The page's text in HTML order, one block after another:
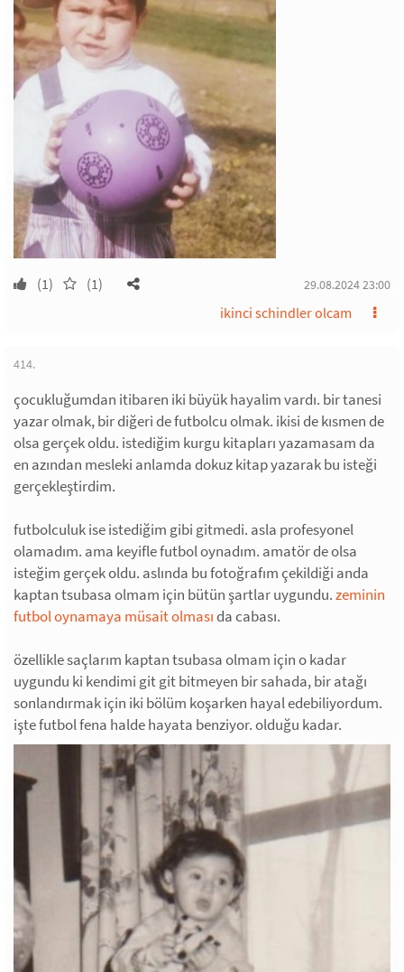
(1) (1) 29.08.2024 23:00
ikinci schindler olcam
414.
çocukluğumdan itibaren iki büyük hayalim vardı. bir tanesi
yazar olmak, bir diğeri de futbolcu olmak. ikisi de kısmen de
olsa gerçek oldu. istediğim kurgu kitapları yazamasam da
en azından mesleki anlamda dokuz kitap yazarak bu isteği
gerçekleştirdim.
futbolculuk ise istediğim gibi gitmedi. asla profesyonel
olamadım. ama keyifle futbol oynadım. amatör de olsa
isteğim gerçek oldu. aslında bu fotoğrafım çekildiği anda
kaptan tsubasa olmam için bütün şartlar uygundu.zeminin
futbol oynamaya müsait olmasıda cabası.
özellikle saçlarım kaptan tsubasa olmam için o kadar
uygundu ki kendimi git git bitmeyen bir sahada, bir atağı
sonlandırmak için iki bölüm koşarken hayal edebiliyordum.
işte futbol fena halde hayata benziyor. olduğu kadar.